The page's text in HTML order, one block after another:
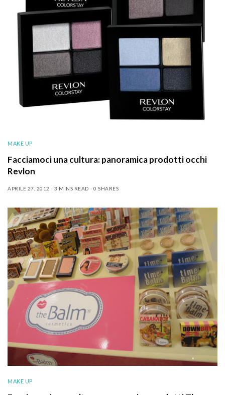
MAKE UP
Facciamoci una cultura: panoramica prodotti occhi
Revlon
APRILE 27, 2012 3 MINS READ 0 SHARES
MAKE UP